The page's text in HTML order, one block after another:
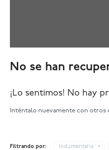
No se han
¡Lo sentimos! No hay
Inténtalo nuevamente con otros
Filtrando por: Indumentaria